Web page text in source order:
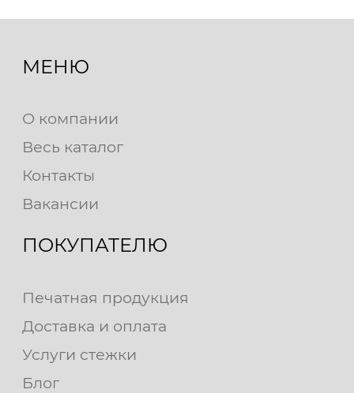
МЕНЮ
О компании
Весь каталог
Контакты
Вакансии
ПОКУПАТЕЛЮ
Печатная продукция
Доставка и оплата
Услуги стежки
Блог